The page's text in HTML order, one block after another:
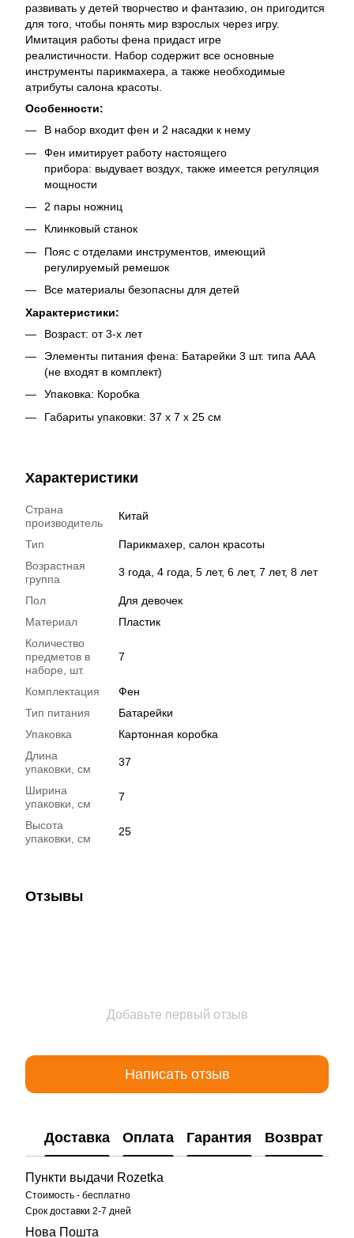
развивать у детей творчество и фантазию, он пригодится
для того, чтобы понять мир взрослых через игру.
Имитация работы фена придаст игре
реалистичности. Набор содержит все основные
инструменты парикмахера, а также необходимые
атрибуты салона красоты.
Особенности:
В набор входит фен и 2 насадки к нему
Фен имитирует работу настоящего
прибора: выдувает воздух, также имеется регуляция
мощности
2 пары ножниц
Клинковый станок
Пояс с отделами инструментов, имеющий
регулируемый ремешок
Все материалы безопасны для детей
Характеристики:
Возраст: от 3-х лет
Элементы питания фена: Батарейки 3 шт. типа ААА
(не входят в комплект)
Упаковка: Коробка
Габариты упаковки: 37 х 7 х 25 см
Характеристики
Страна
производитель
Китай
Тип
Парикмахер, салон красоты
Возрастная
группа
3 года, 4 года, 5 лет, 6 лет, 7 лет, 8 лет
Пол
Для девочек
Материал
Пластик
Количество
предметов в
наборе, шт.
7
Комплектация
Фен
Тип питания
Батарейки
Упаковка
Картонная коробка
Длина
упаковки, см
37
Ширина
упаковки, см
7
Высота
упаковки, см
25
Отзывы
Добавьте первый отзыв
Написать отзыв
Доставка Оплата Гарантия Возврат
Пункти выдачи Rozetka
Стоимость - бесплатно
Срок доставки 2-7 дней
Нова Пошта